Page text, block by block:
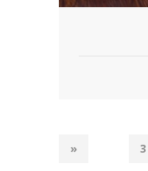
« 3